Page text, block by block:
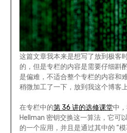
这篇文章我本来是想写了放到极客
的，但是专栏的内容是需要仔细斟
是偏难，不适合整个专栏的内容和
稍微加工了一下，放到我这个博客上
在专栏中的第 36 讲的选修课堂中
Hellman 密钥交换这一算法，它可
的一个应用，并且是通过其中的 “